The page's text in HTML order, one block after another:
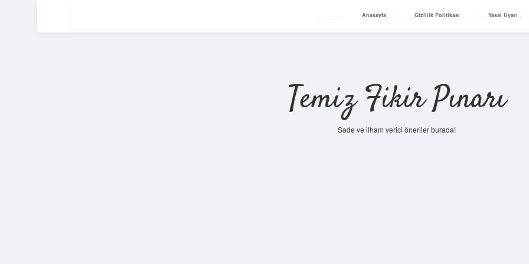
Gizlilik Politikası Yasal Uyarı
Temiz Fikir Pınarı
Sade ve ilham verici öneriler burada!
Anasayfa Gizlilik Politikası Yasal Uyarı